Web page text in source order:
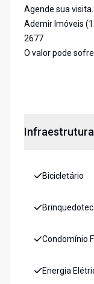
Agende sua visita.
Ademir Imóveis
2677
O valor pode
Infraestrutura
Bicicletário
Condomínio
Energia